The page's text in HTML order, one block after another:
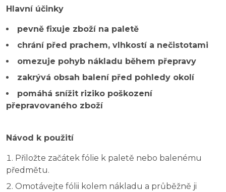
Hlavní účinky
pevně fixuje zboží na paletě
chrání před prachem, vlhkostí a nečistotami
omezuje pohyb nákladu během přepravy
zakrývá obsah balení před pohledy okolí
pomáhá snížit riziko poškození
přepravovaného zboží
Návod k použití
Přiložte začátek fólie k paletě nebo balenému
předmětu.
Omotávejte fólii kolem nákladu a průběžně ji